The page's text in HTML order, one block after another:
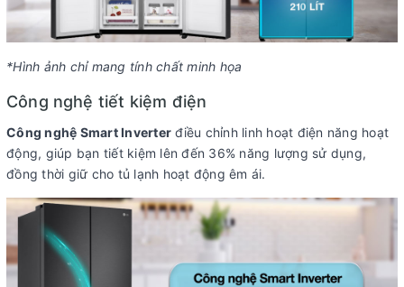
*Hình ảnh chỉ mang tính chất minh họa
Công nghệ tiết kiệm điện
Công nghệ Smart Inverter điều chỉnh linh hoạt điện năng hoạt
động, giúp bạn tiết kiệm lên đến 36% năng lượng sử dụng,
đồng thời giữ cho tủ lạnh hoạt động êm ái.